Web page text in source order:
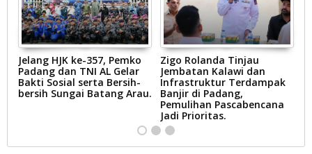
Jelang HJK ke-357, Pemko
Padang dan TNI AL Gelar
Bakti Sosial serta Bersih-
bersih Sungai Batang Arau.
Zigo Rolanda Tinjau
Jembatan Kalawi dan
Infrastruktur Terdampak
Banjir di Padang,
Pemulihan Pascabencana
Jadi Prioritas.